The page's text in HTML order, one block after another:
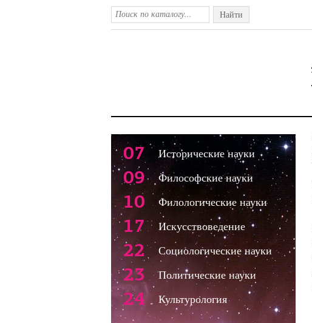
Найти
07 Исторические науки
09 Философские науки
10 Филологические науки
17 Искусствоведение
22 Социологические науки
23 Политические науки
24 Культурология